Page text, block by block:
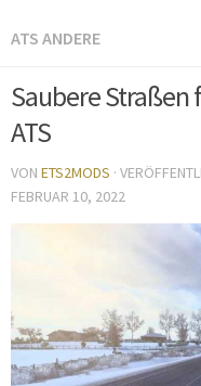
ATS ANDERE
Saubere Straßen
ATS
VON ETS2MODS ·
FEBRUAR 10, 2022